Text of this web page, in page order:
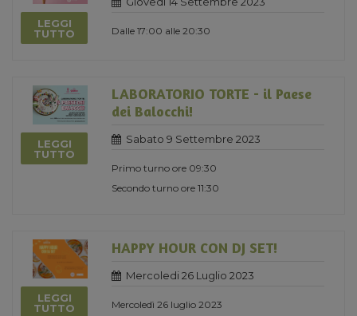
LEGGI
TUTTO
Dalle 17:00 alle 20:30
LEGGI
TUTTO
LABORATORIO TORTE - il Paese
dei Balocchi!
Sabato 9 Settembre 2023
Primo turno ore 09:30
Secondo turno ore 11:30
LEGGI
TUTTO
HAPPY HOUR CON DJ SET!
Mercoledi 26 Luglio 2023
Mercoledì 26 luglio 2023